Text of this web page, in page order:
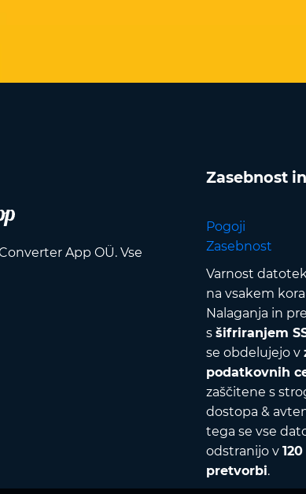
App OÜ. Vse
Zasebnost
Pogoji
Zasebnost
Varnost
na vsakem
Nalaganja in
s šifriranjem
se obdelujejo v
podatkovnih
zaščitene s
dostopa &
tega se vse
odstranijo v
pretvorbi.